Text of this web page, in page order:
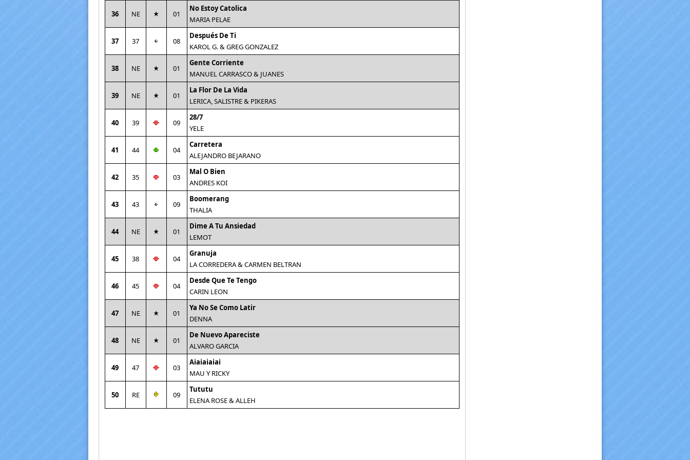
36 NE 01
No Estoy Catolica
MARIA PELAE
37 37 08
Después De Ti
KAROL G. & GREG GONZALEZ
38 NE 01
Gente Corriente
MANUEL CARRASCO & JUANES
39 NE 01
La Flor De La Vida
LERICA, SALISTRE & PIKERAS
40 39 09
28/7
YELE
41 44 04
Carretera
ALEJANDRO BEJARANO
42 35 03
Mal O Bien
ANDRES KOI
43 43 09
Boomerang
THALIA
44 NE 01
Dime A Tu Ansiedad
LEMOT
45 38 04
Granuja
LA CORREDERA & CARMEN BELTRAN
46 45 04
Desde Que Te Tengo
CARIN LEON
47 NE 01
Ya No Se Como Latir
DENNA
48 NE 01
De Nuevo Apareciste
ALVARO GARCIA
49 47 03
Aiaiaiaiai
MAU Y RICKY
50 RE 09
Tututu
ELENA ROSE & ALLEH